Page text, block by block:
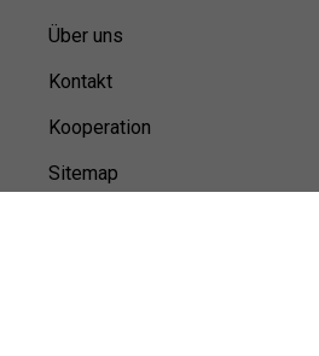
Über uns
Kontakt
Kooperation
Sitemap